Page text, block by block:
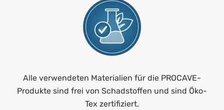
Alle verwendeten Materialien für die PROCAVE-
Produkte sind frei von Schadstoffen und sind Öko-
Tex zertifiziert.